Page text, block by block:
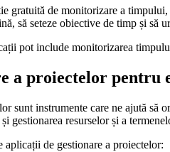
gratuită de monitorizare a
să seteze obiective de timp și
pot include monitorizarea
a proiectelor pentru
sunt instrumente care ne ajută să
gestionarea resurselor și a
aplicații de gestionare a proiectelor: